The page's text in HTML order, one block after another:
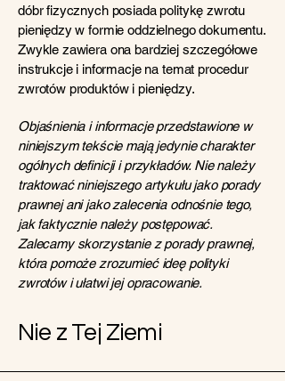
dóbr fizycznych posiada politykę zwrotu
pieniędzy w formie oddzielnego dokumentu.
Zwykle zawiera ona bardziej szczegółowe
instrukcje i informacje na temat procedur
zwrotów produktów i pieniędzy.
Objaśnienia i informacje przedstawione w
niniejszym tekście mają jedynie charakter
ogólnych definicji i przykładów. Nie należy
traktować niniejszego artykułu jako porady
prawnej ani jako zalecenia odnośnie tego,
jak faktycznie należy postępować.
Zalecamy skorzystanie z porady prawnej,
która pomoże zrozumieć ideę polityki
zwrotów i ułatwi jej opracowanie.
Nie z Tej Ziemi